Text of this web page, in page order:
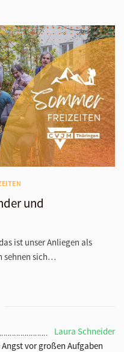
und
ist unser Anliegen als
sehnen sich…
Laura Schneider
vor großen Aufgaben